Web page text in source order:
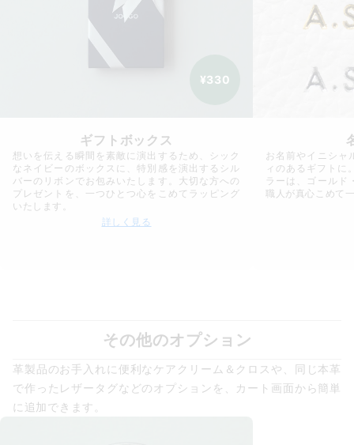
¥330
ギフトボックス
想いを伝える瞬間を素敵に演出するため、シック
なネイビーのボックスに、特別感を演出するシル
バーのリボンでお包みいたします。大切な方への
プレゼントを、一つひとつ心をこめてラッピング
いたします。
詳しく見る
お名前やイニシャ
ィのあるギフトに
ラーは、ゴール
職人が真心こめて
その他のオプション
革製品のお手入れに便利なケアクリーム＆クロスや、同じ本革
で作ったレザータグなどのオプションを、カート画面から簡単
に追加できます。